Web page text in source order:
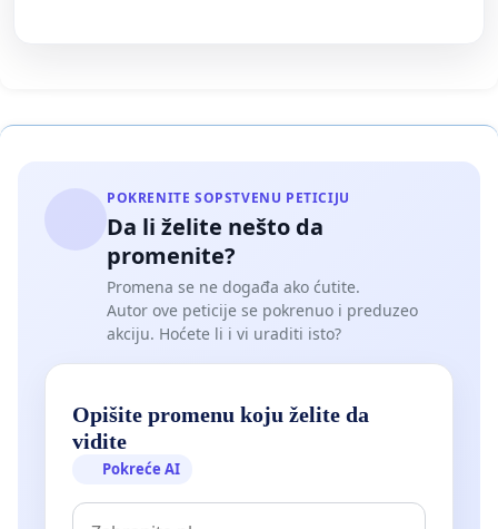
POKRENITE SOPSTVENU PETICIJU
Da li želite nešto da
promenite?
Promena se ne događa ako ćutite.
Autor ove peticije se pokrenuo i preduzeo
akciju. Hoćete li i vi uraditi isto?
Opišite promenu koju želite da
vidite
Pokreće AI